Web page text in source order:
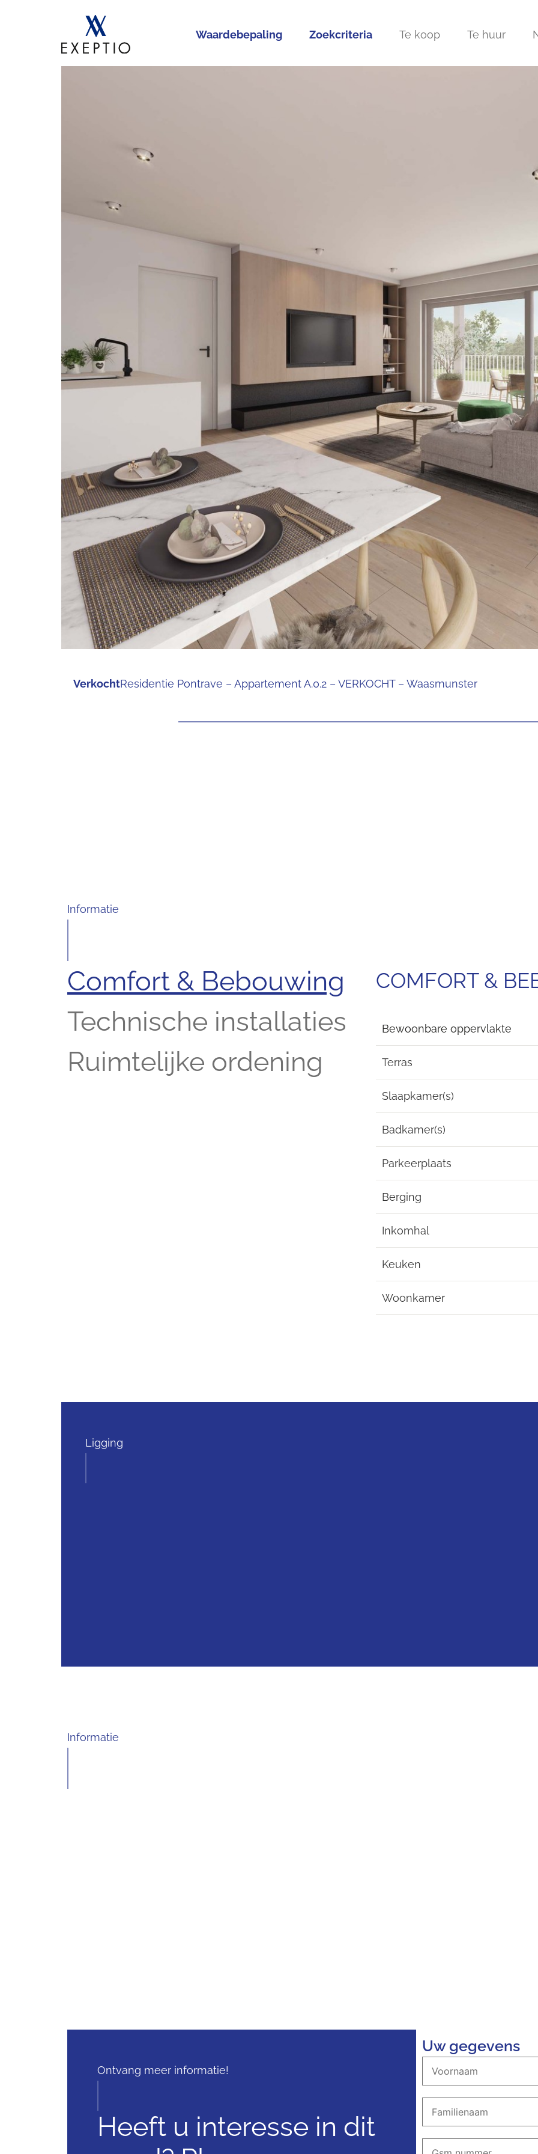
Waardebepaling Zoekcriteria Te koop Te huur
VerkochtResidentie Pontrave – Appartement A.0.2 – VERKOCHT – Waasmunster
Informatie
Comfort & Bebouwing
Technische installaties
Ruimtelijke ordening
COMFORT &
Bewoonbare oppervlakte
Terras
Slaapkamer(s)
Badkamer(s)
Parkeerplaats
Berging
Inkomhal
Keuken
Woonkamer
Ligging
Informatie
Ontvang meer informatie!
Heeft u interesse in dit
Uw gegevens